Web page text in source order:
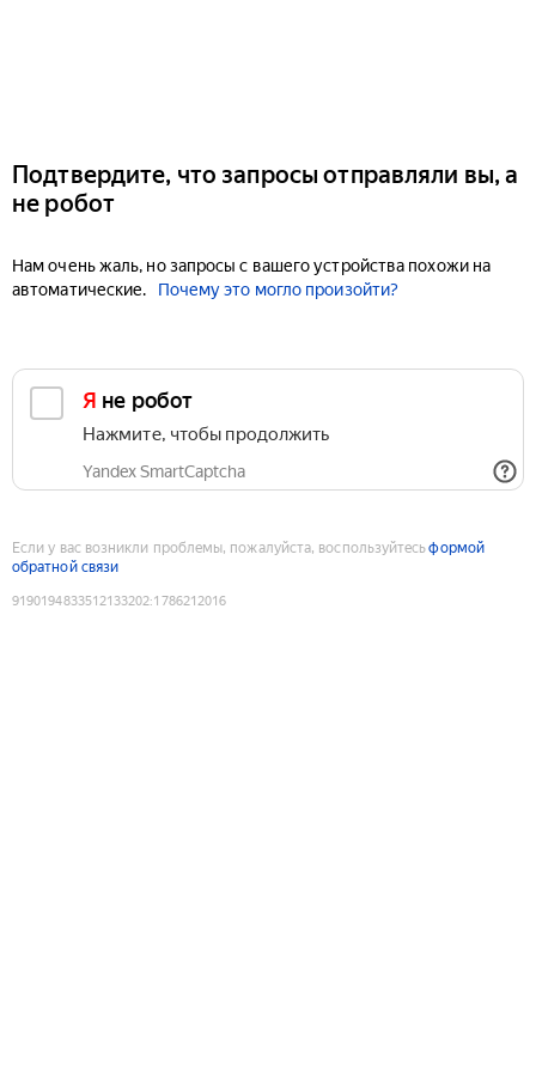
Подтвердите, что запросы отправляли вы, а
не робот
Нам очень жаль, но запросы с вашего устройства похожи на
автоматические.
Почему это могло произойти?
Я не робот
Нажмите, чтобы продолжить
Yandex SmartCaptcha
Если у вас возникли проблемы, пожалуйста, воспользуйтесьформой
обратной связи
9190194833512133202:1786212016